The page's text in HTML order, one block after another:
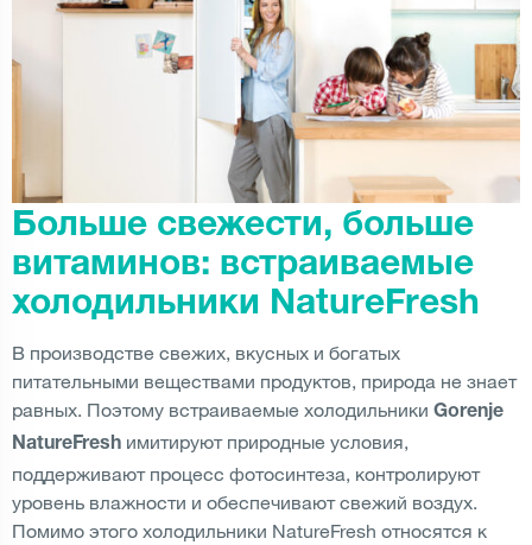
Больше свежести, больше
витаминов: встраиваемые
холодильники NatureFresh
В производстве свежих, вкусных и богатых
питательными веществами продуктов, природа не знает
равных. Поэтому встраиваемые холодильники Gorenje
NatureFresh имитируют природные условия,
поддерживают процесс фотосинтеза, контролируют
уровень влажности и обеспечивают свежий воздух.
Помимо этого холодильники NatureFresh относятся к